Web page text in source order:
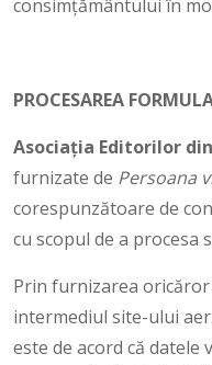
consimţământului în
PROCESAREA
Asociaţia Editorilor
furnizate de Persoana
corespunzătoare de
cu scopul de a procesa
Prin furnizarea
intermediul site-ului
este de acord că